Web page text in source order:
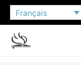
Français